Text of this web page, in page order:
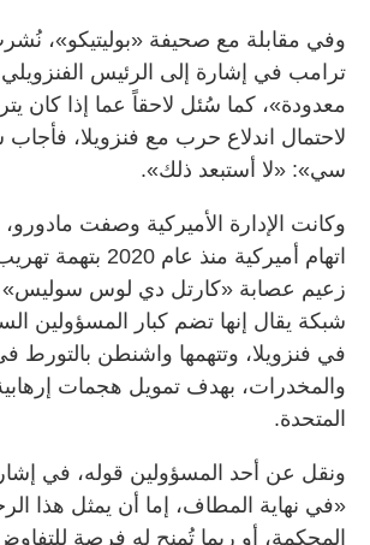
وفي مقابلة مع صحيفة «بوليتيكو»،
ترامب في إشارة إلى الرئيس
معدودة»، كما سُئل لاحقاً عما إذا كان
لاحتمال اندلاع حرب مع فنزويلا،
سي»: «لا أستبعد ذلك».
وكانت الإدارة الأميركية وصفت مادورو،
اتهام أميركية منذ
زعيم عصابة «كارتل دي لوس سوليس»
شبكة يقال إنها تضم كبار المسؤولين
في فنزويلا، وتتهمها واشنطن بالتورط
والمخدرات، بهدف تمويل هجمات
المتحدة.
ونقل عن أحد المسؤولين قوله، في
«في نهاية المطاف، إما أن يمثل هذا
المحكمة، أو ربما تُمنح له فرصة